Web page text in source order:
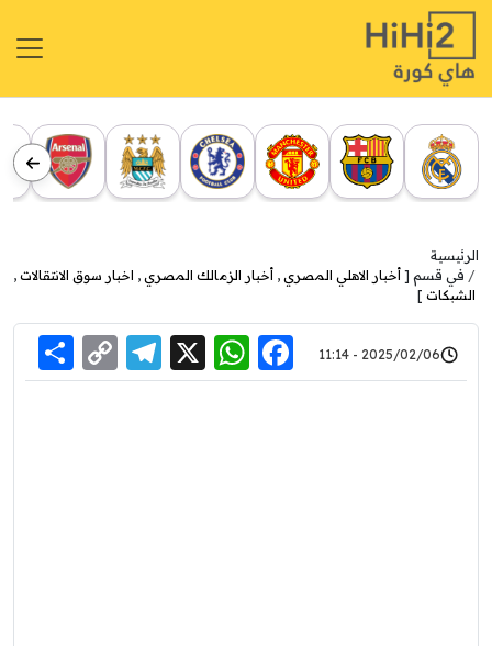
الرئيسية
في قسم [ أخبار الاهلي المصري , أخبار الزمالك المصري , اخبار سوق الانتقالات ,
الشبكات ]
2025/02/06 - 11:14
Facebook
WhatsApp
X
Link